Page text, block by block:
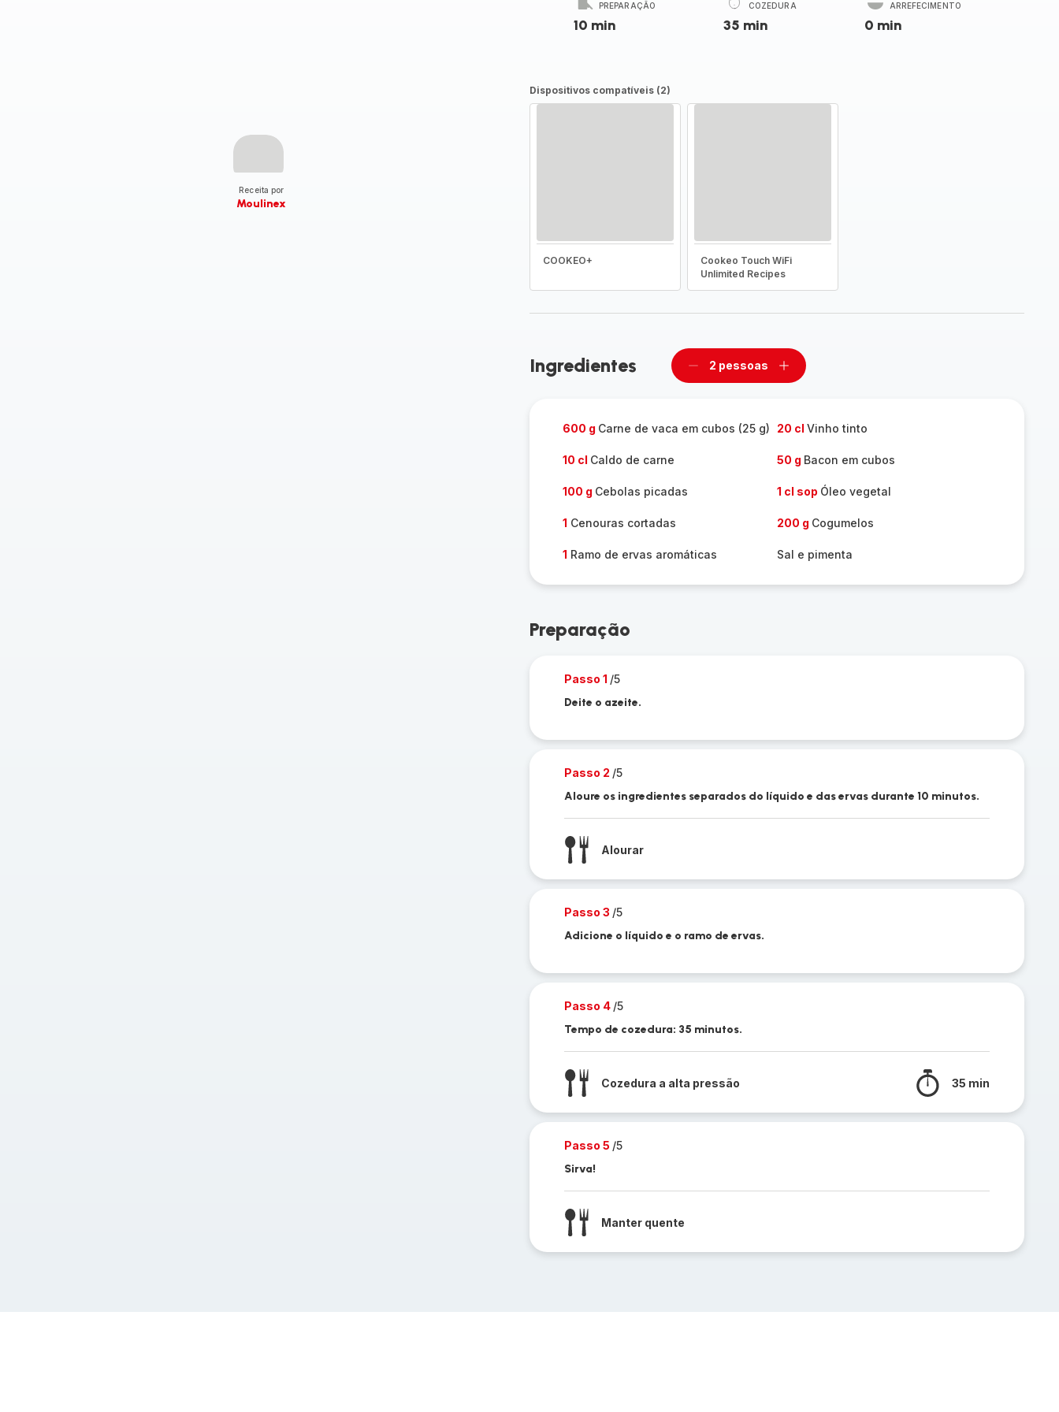
Receita por
Moulinex
PREPARAÇÃO
10 min
COZEDURA
35 min
ARREFECIMENTO
0 min
Dispositivos compatíveis (2)
COOKEO+
Cookeo Touch WiFi
Unlimited Recipes
Ingredientes
Remover
2 pessoas
Adicionar
600 g Carne de vaca em cubos (25 g) 20 cl Vinho tinto
10 cl Caldo de carne 50 g Bacon em cubos
100 g Cebolas picadas 1 cl sop Óleo vegetal
1 Cenouras cortadas 200 g Cogumelos
1 Ramo de ervas aromáticas Sal e pimenta
Preparação
Passo 1 /5
Deite o azeite.
Passo 2 /5
Aloure os ingredientes separados do líquido e das ervas durante 10 minutos.
Alourar
Passo 3 /5
Adicione o líquido e o ramo de ervas.
Passo 4 /5
Tempo de cozedura: 35 minutos.
Cozedura a alta pressão 35 min
Passo 5 /5
Sirva!
Manter quente